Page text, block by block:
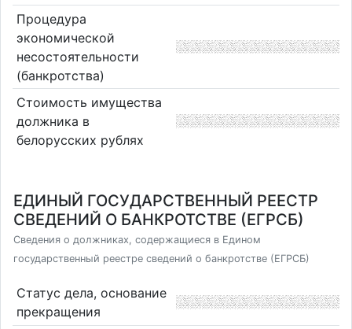
Процедура
экономической
несостоятельности
(банкротства)
Стоимость имущества
должника в
белорусских рублях
ЕДИНЫЙ ГОСУДАРСТВЕННЫЙ РЕЕСТР
СВЕДЕНИЙ О БАНКРОТСТВЕ (ЕГРСБ)
Сведения о должниках, содержащиеся в Едином
государственный реестре сведений о банкротстве (ЕГРСБ)
Статус дела, основание
прекращения